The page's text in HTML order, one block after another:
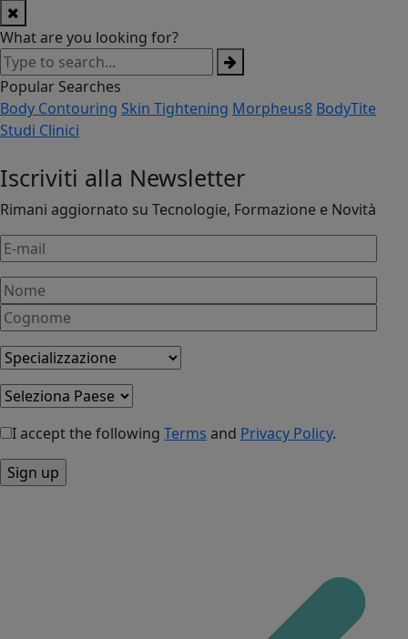
What are you looking for?
Popular Searches
Body Contouring Skin Tightening Morpheus8 BodyTite
Studi Clinici
Iscriviti alla Newsletter
Rimani aggiornato su Tecnologie, Formazione e Novità
I accept the following Terms and Privacy Policy.